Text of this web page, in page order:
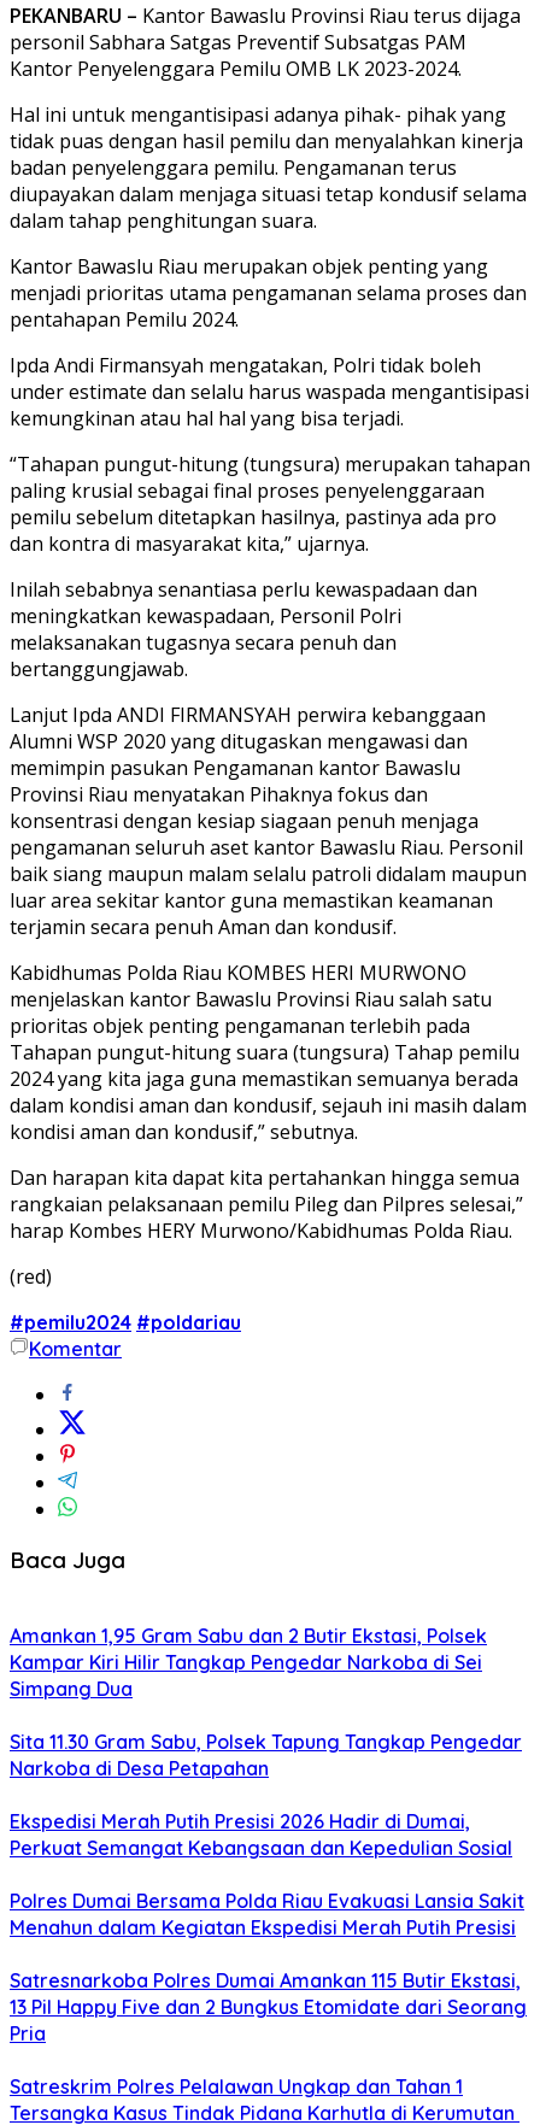
PEKANBARU – Kantor Bawaslu Provinsi Riau terus dijaga
personil Sabhara Satgas Preventif Subsatgas PAM
Kantor Penyelenggara Pemilu OMB LK 2023-2024.
Hal ini untuk mengantisipasi adanya pihak- pihak yang
tidak puas dengan hasil pemilu dan menyalahkan kinerja
badan penyelenggara pemilu. Pengamanan terus
diupayakan dalam menjaga situasi tetap kondusif selama
dalam tahap penghitungan suara.
Kantor Bawaslu Riau merupakan objek penting yang
menjadi prioritas utama pengamanan selama proses dan
pentahapan Pemilu 2024.
Ipda Andi Firmansyah mengatakan, Polri tidak boleh
under estimate dan selalu harus waspada mengantisipasi
kemungkinan atau hal hal yang bisa terjadi.
“Tahapan pungut-hitung (tungsura) merupakan tahapan
paling krusial sebagai final proses penyelenggaraan
pemilu sebelum ditetapkan hasilnya, pastinya ada pro
dan kontra di masyarakat kita,” ujarnya.
Inilah sebabnya senantiasa perlu kewaspadaan dan
meningkatkan kewaspadaan, Personil Polri
melaksanakan tugasnya secara penuh dan
bertanggungjawab.
Lanjut Ipda ANDI FIRMANSYAH perwira kebanggaan
Alumni WSP 2020 yang ditugaskan mengawasi dan
memimpin pasukan Pengamanan kantor Bawaslu
Provinsi Riau menyatakan Pihaknya fokus dan
konsentrasi dengan kesiap siagaan penuh menjaga
pengamanan seluruh aset kantor Bawaslu Riau. Personil
baik siang maupun malam selalu patroli didalam maupun
luar area sekitar kantor guna memastikan keamanan
terjamin secara penuh Aman dan kondusif.
Kabidhumas Polda Riau KOMBES HERI MURWONO
menjelaskan kantor Bawaslu Provinsi Riau salah satu
prioritas objek penting pengamanan terlebih pada
Tahapan pungut-hitung suara (tungsura) Tahap pemilu
2024 yang kita jaga guna memastikan semuanya berada
dalam kondisi aman dan kondusif, sejauh ini masih dalam
kondisi aman dan kondusif,” sebutnya.
Dan harapan kita dapat kita pertahankan hingga semua
rangkaian pelaksanaan pemilu Pileg dan Pilpres selesai,”
harap Kombes HERY Murwono/Kabidhumas Polda Riau.
(red)
#pemilu2024 #poldariau
Komentar
Baca Juga
Amankan 1,95 Gram Sabu dan 2 Butir Ekstasi, Polsek
Kampar Kiri Hilir Tangkap Pengedar Narkoba di Sei
Simpang Dua
Sita 11.30 Gram Sabu, Polsek Tapung Tangkap Pengedar
Narkoba di Desa Petapahan
Ekspedisi Merah Putih Presisi 2026 Hadir di Dumai,
Perkuat Semangat Kebangsaan dan Kepedulian Sosial
Polres Dumai Bersama Polda Riau Evakuasi Lansia Sakit
Menahun dalam Kegiatan Ekspedisi Merah Putih Presisi
Satresnarkoba Polres Dumai Amankan 115 Butir Ekstasi,
13 Pil Happy Five dan 2 Bungkus Etomidate dari Seorang
Pria
Satreskrim Polres Pelalawan Ungkap dan Tahan 1
Tersangka Kasus Tindak Pidana Karhutla di Kerumutan